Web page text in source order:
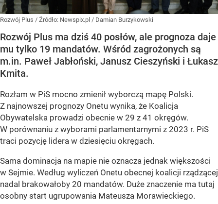
Rozwój Plus / Źródło: Newspix.pl / Damian Burzykowski
Rozwój Plus ma dziś 40 posłów, ale prognoza daje
mu tylko 19 mandatów. Wśród zagrożonych są
m.in. Paweł Jabłoński, Janusz Cieszyński i Łukasz
Kmita.
Rozłam w PiS mocno zmienił wyborczą mapę Polski.
Z najnowszej prognozy Onetu wynika, że Koalicja
Obywatelska prowadzi obecnie w 29 z 41 okręgów.
W porównaniu z wyborami parlamentarnymi z 2023 r. PiS
traci pozycję lidera w dziesięciu okręgach.
Sama dominacja na mapie nie oznacza jednak większości
w Sejmie. Według wyliczeń Onetu obecnej koalicji rządzącej
nadal brakowałoby 20 mandatów. Duże znaczenie ma tutaj
osobny start ugrupowania Mateusza Morawieckiego.